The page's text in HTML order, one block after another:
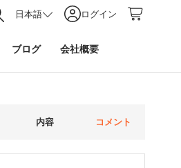
日本語 ログイン
ブログ 会社概要
内容 コメント